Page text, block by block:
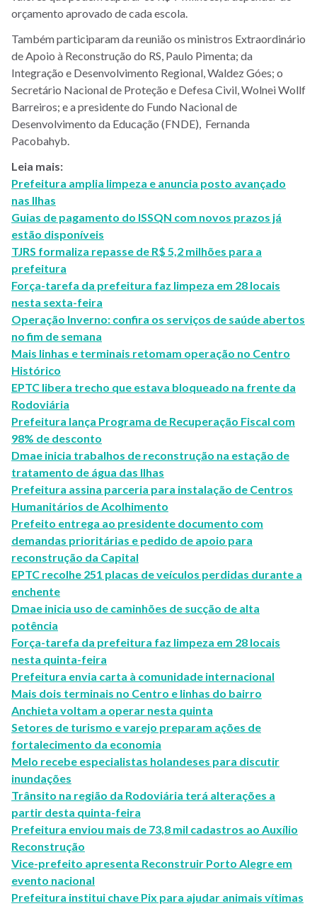
orçamento aprovado de cada escola.
Também participaram da reunião os ministros Extraordinário
de Apoio à Reconstrução do RS, Paulo Pimenta; da
Integração e Desenvolvimento Regional, Waldez Góes; o
Secretário Nacional de Proteção e Defesa Civil, Wolnei Wollf
Barreiros; e a presidente do Fundo Nacional de
Desenvolvimento da Educação (FNDE), Fernanda
Pacobahyb.
Leia mais:
Prefeitura amplia limpeza e anuncia posto avançado
nas Ilhas
Guias de pagamento do ISSQN com novos prazos já
estão disponíveis
TJRS formaliza repasse de R$ 5,2 milhões para a
prefeitura
Força-tarefa da prefeitura faz limpeza em 28 locais
nesta sexta-feira
Operação Inverno: confira os serviços de saúde abertos
no fim de semana
Mais linhas e terminais retomam operação no Centro
Histórico
EPTC libera trecho que estava bloqueado na frente da
Rodoviária
Prefeitura lança Programa de Recuperação Fiscal com
98% de desconto
Dmae inicia trabalhos de reconstrução na estação de
tratamento de água das Ilhas
Prefeitura assina parceria para instalação de Centros
Humanitários de Acolhimento
Prefeito entrega ao presidente documento com
demandas prioritárias e pedido de apoio para
reconstrução da Capital
EPTC recolhe 251 placas de veículos perdidas durante a
enchente
Dmae inicia uso de caminhões de sucção de alta
potência
Força-tarefa da prefeitura faz limpeza em 28 locais
nesta quinta-feira
Prefeitura envia carta à comunidade internacional
Mais dois terminais no Centro e linhas do bairro
Anchieta voltam a operar nesta quinta
Setores de turismo e varejo preparam ações de
fortalecimento da economia
Melo recebe especialistas holandeses para discutir
inundações
Trânsito na região da Rodoviária terá alterações a
partir desta quinta-feira
Prefeitura enviou mais de 73,8 mil cadastros ao Auxílio
Reconstrução
Vice-prefeito apresenta Reconstruir Porto Alegre em
evento nacional
Prefeitura institui chave Pix para ajudar animais vítimas